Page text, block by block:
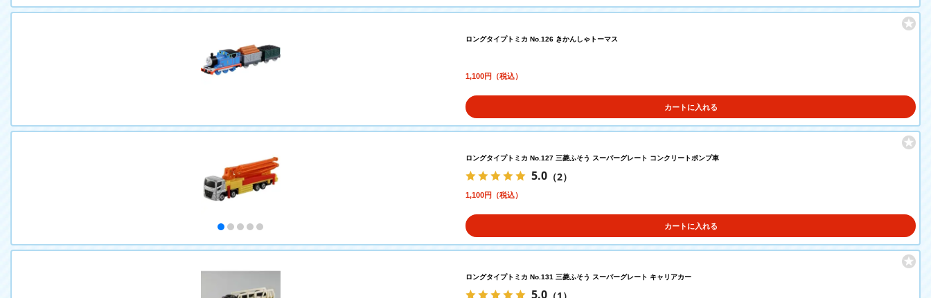
ロングタイプトミカ No.126 きかんしゃトーマス
1,100円（税込）
カートに入れる
ロングタイプトミカ No.127 三菱ふそう スーパーグレート コンクリートポンプ車
5.0 （2）
1,100円（税込）
カートに入れる
ロングタイプトミカ No.131 三菱ふそう スーパーグレート キャリアカー
5.0 （1）